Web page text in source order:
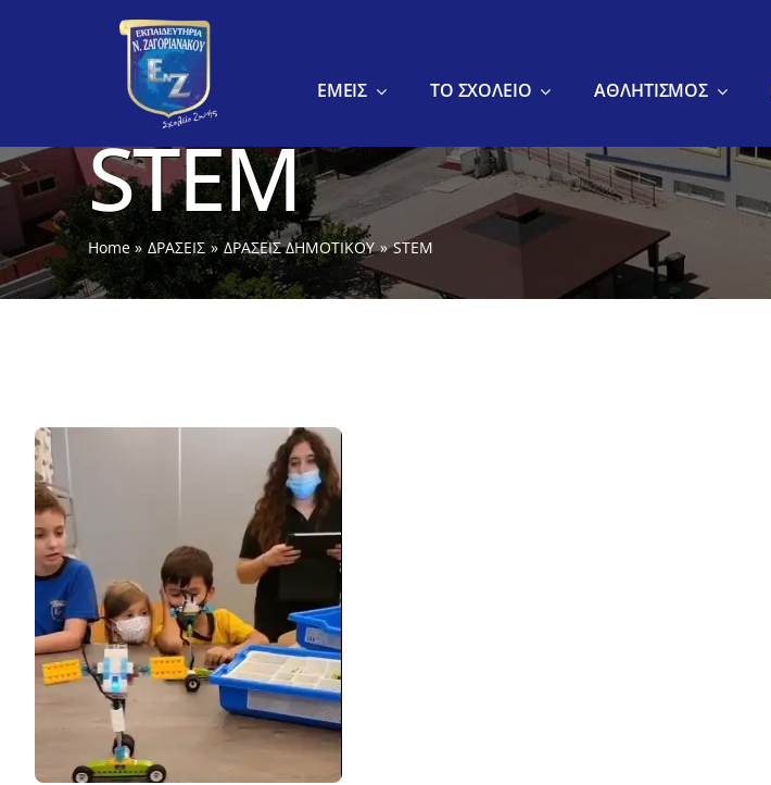
ΕΜΕΙΣ ΤΟ ΣΧΟΛΕΊΟ ΑΘΛΗΤΙΣΜΌΣ
STEM
Home ΔΡΑΣΕΙΣ ΔΡΑΣΕΙΣ ΔΗΜΟΤΙΚΟΥ STEM